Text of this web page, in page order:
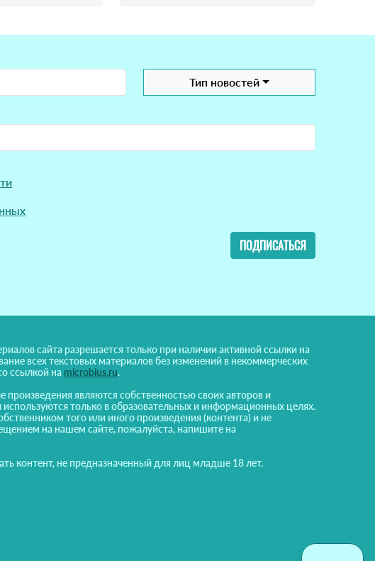
Тип новостей
ПОДПИСАТЬСЯ
сайта разрешается только при наличии активной ссылки на
всех текстовых материалов без изменений в некоммерческих
ссылкой на microbius.ru.
произведения являются собственностью своих авторов и
используются только в образовательных и информационных целях.
того или иного произведения (контента) и не
на нашем сайте, пожалуйста, напишите на
контент, не предназначенный для лиц младше 18 лет.